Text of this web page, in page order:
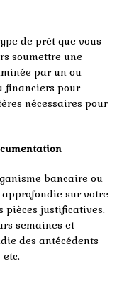
de prêt que vous
soumettre une
par un ou
financiers pour
nécessaires pour
bancaire ou
sur votre
pièces justificatives.
semaines et
des antécédents